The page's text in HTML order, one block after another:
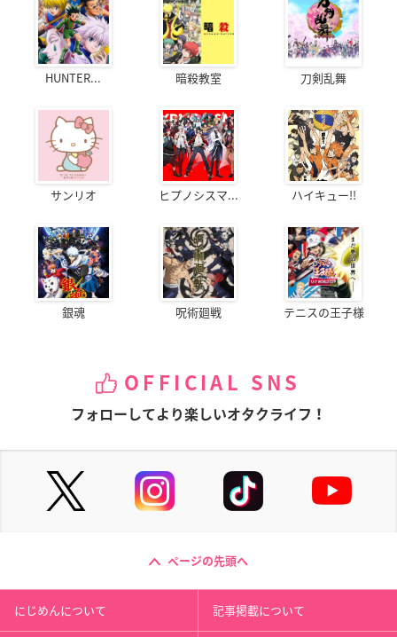
HUNTER... 暗殺教室 刀剣乱舞
サンリオ ヒプノシスマ... ハイキュー!!
銀魂 呪術廻戦 テニスの王子様
OFFICIAL SNS
フォローしてより楽しいオタクライフ！
ページの先頭へ
にじめんについて 記事掲載について